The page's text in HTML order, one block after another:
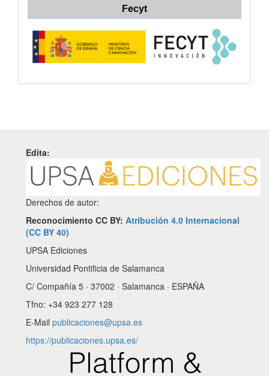
Fecyt
Edita:
Derechos de autor:
Reconocimiento CC BY: Atribución 4.0 Internacional
(CC BY 40)
UPSA Ediciones
Universidad Pontificia de Salamanca
C/ Compañía 5 · 37002 · Salamanca · ESPAÑA
Tfno: +34 923 277 128
E-Mail publicaciones@upsa.es
https://publicaciones.upsa.es/